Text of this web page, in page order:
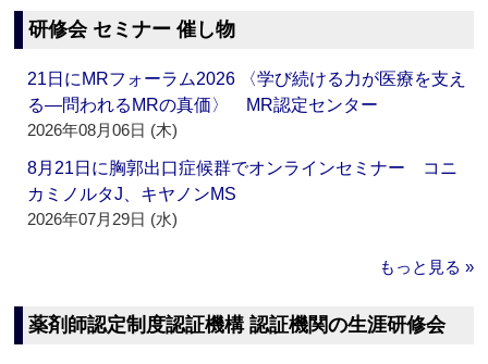
研修会 セミナー 催し物
21日にMRフォーラム2026 〈学び続ける力が医療を支え
る―問われるMRの真価〉 MR認定センター
2026年08月06日 (木)
8月21日に胸郭出口症候群でオンラインセミナー コニ
カミノルタJ、キヤノンMS
2026年07月29日 (水)
もっと見る »
薬剤師認定制度認証機構 認証機関の生涯研修会